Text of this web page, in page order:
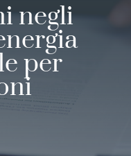
negli
per